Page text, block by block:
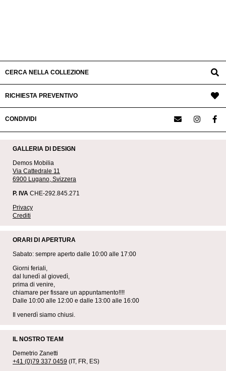
CERCA NELLA COLLEZIONE
RICHIESTA PREVENTIVO
CONDIVIDI
GALLERIA DI DESIGN
Demos Mobilia
Via Cattedrale 11
6900 Lugano, Svizzera
P. IVA CHE-292.845.271
Privacy
Crediti
ORARI DI APERTURA
Sabato: sempre aperto dalle 10:00 alle 17:00
Giorni feriali,
dal lunedì al giovedì,
prima di venire,
chiamare per fissare un appuntamento!!!!
Dalle 10:00 alle 12:00 e dalle 13:00 alle 16:00
Il venerdì siamo chiusi.
IL NOSTRO TEAM
Demetrio Zanetti
+41 (0)79 337 0459 (IT, FR, ES)